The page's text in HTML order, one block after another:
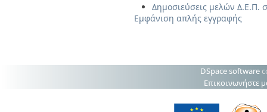
Δημοσιεύσεις μελών Δ.Ε.Π.
Εμφάνιση απλής εγγραφής
DSpace software
Επικοινωνήστε